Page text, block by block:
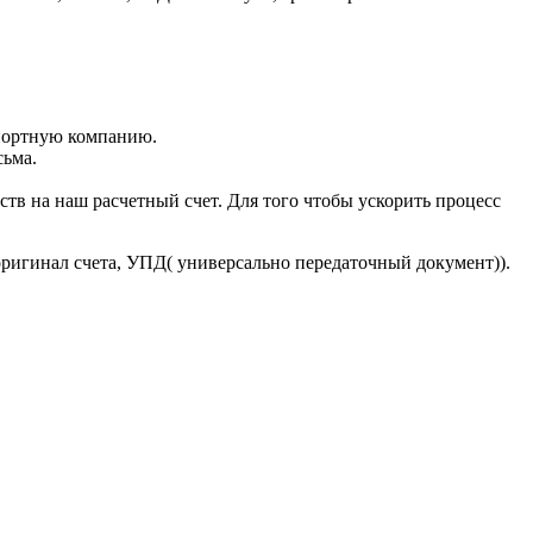
компанию.
на наш расчетный счет. Для того чтобы ускорить процесс
счета, УПД( универсально передаточный документ)).